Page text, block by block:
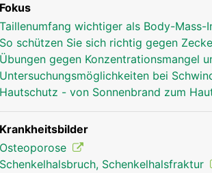
Der Hüftkopf bildet mit der Hüftpfanne
Oberschenkelknochen dient ausserdem
Fokus
Taillenumfang wichtiger als Body-
So schützen Sie sich richtig gegen
Übungen gegen Konzentrationsmangel
Untersuchungsmöglichkeiten bei
Hautschutz - von Sonnenbrand zum
Krankheitsbilder
Osteoporose
Schenkelhalsbruch, Schenkelhalsfraktur